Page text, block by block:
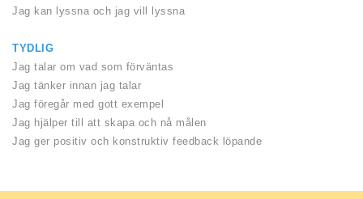
Jag kan lyssna och jag vill lyssna
TYDLIG
Jag talar om vad som förväntas
Jag tänker innan jag talar
Jag föregår med gott exempel
Jag hjälper till att skapa och nå målen
Jag ger positiv och konstruktiv feedback löpande